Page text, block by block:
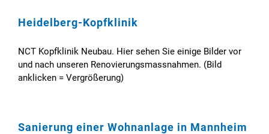
Heidelberg-Kopfklinik
NCT Kopfklinik Neubau. Hier sehen Sie einige Bilder vor
und nach unseren Renovierungsmassnahmen. (Bild
anklicken = Vergrößerung)
Sanierung einer Wohnanlage in Mannheim